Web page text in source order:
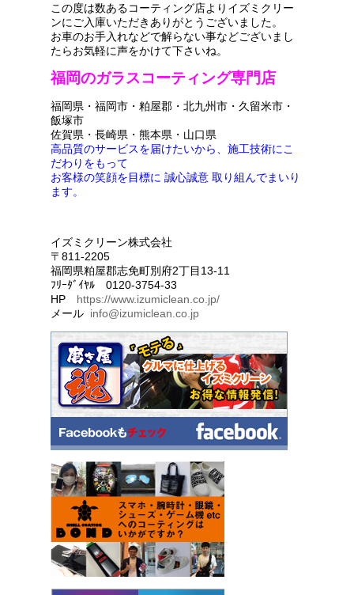
この度は数あるコーティング店よりイズミクリー
ンにご入庫いただきありがとうございました。
お車のお手入れなどで解らない事などございまし
たらお気軽に声をかけて下さいね。
福岡のガラスコーティング専門店
福岡県・福岡市・粕屋郡・北九州市・久留米市・
飯塚市
佐賀県・長崎県・熊本県・山口県
高品質のサービスを届けたいから、施工技術にこ
だわりをもって
お客様の笑顔を目標に 誠心誠意 取り組んでまいり
ます。
イズミクリーン株式会社
〒811-2205
福岡県粕屋郡志免町別府2丁目13-11
ﾌﾘｰﾀﾞｲﾔﾙ 0120-3754-33
HP https://www.izumiclean.co.jp/
メール info@izumiclean.co.jp